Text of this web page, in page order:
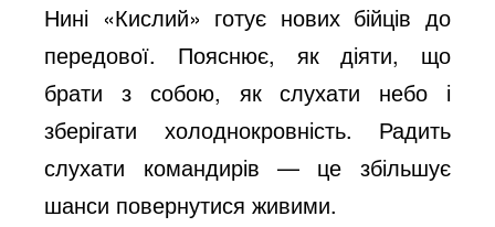
Нині «Кислий» готує нових бійців до
передової. Пояснює, як діяти, що
брати з собою, як слухати небо і
зберігати холоднокровність. Радить
слухати командирів — це збільшує
шанси повернутися живими.